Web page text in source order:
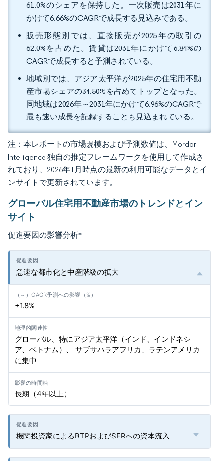
61.0%のシェアを保持した。一次販売は2031年に
かけて6.66%のCAGRで成長する見込みである。
販売形態別では、直接販売が2025年の取引の
62.0%を占めた。賃貸は2031年にかけて6.84%の
CAGRで成長すると予測されている。
地域別では、アジア太平洋が2025年の住宅用不動
産市場シェアの34.50%を占めてトップとなった。
同地域は2026年～2031年にかけて6.96%のCAGRで
最も速い成長を記録することも見込まれている。
注：本レポートの市場規模および予測数値は、Mordor
Intelligence 独自の推定フレームワークを使用して作成さ
れており、2026年1月時点の最新の利用可能なデータとイ
ンサイトで更新されています。
グローバル住宅用不動産市場のトレンドとイン
サイト
促進要因の影響分析*
急速な都市化と中産階級の拡大
+1.8%
グローバル、特にアジア太平洋（インド、インドネシ
ア、ベトナム）、 サブサハラアフリカ、ラテンアメリカ
に集中
長期（4年以上）
機関投資家によるBTRおよびSFRへの資本流入